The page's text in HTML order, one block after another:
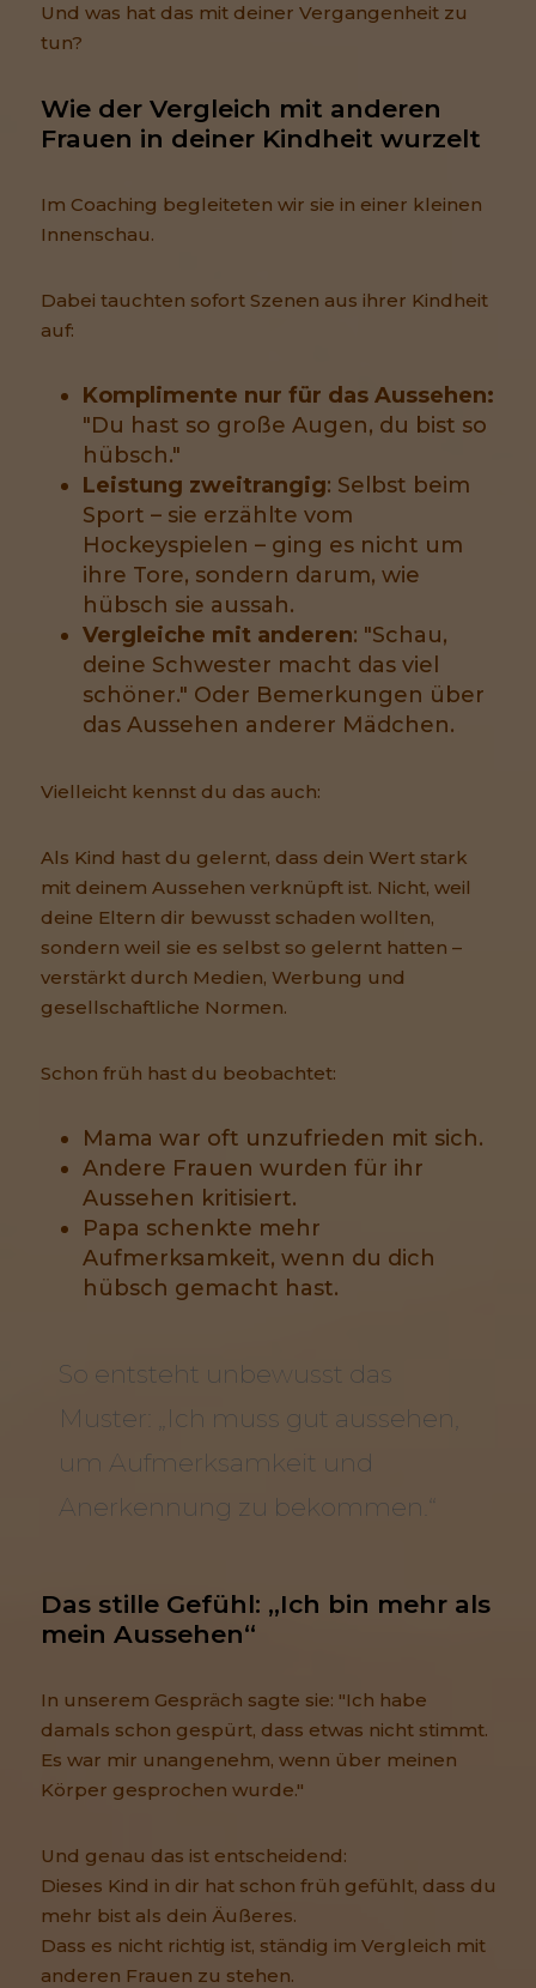
Und was hat das mit deiner Vergangenheit zu
tun?
Wie der Vergleich mit anderen
Frauen in deiner Kindheit wurzelt
Im Coaching begleiteten wir sie in einer kleinen
Innenschau.
Dabei tauchten sofort Szenen aus ihrer Kindheit
auf:
Komplimente nur für das Aussehen:
"Du hast so große Augen, du bist so
hübsch."
Leistung zweitrangig: Selbst beim
Sport – sie erzählte vom
Hockeyspielen – ging es nicht um
ihre Tore, sondern darum, wie
hübsch sie aussah.
Vergleiche mit anderen: "Schau,
deine Schwester macht das viel
schöner." Oder Bemerkungen über
das Aussehen anderer Mädchen.
Vielleicht kennst du das auch:
Als Kind hast du gelernt, dass dein Wert stark
mit deinem Aussehen verknüpft ist. Nicht, weil
deine Eltern dir bewusst schaden wollten,
sondern weil sie es selbst so gelernt hatten –
verstärkt durch Medien, Werbung und
gesellschaftliche Normen.
Schon früh hast du beobachtet:
Mama war oft unzufrieden mit sich.
Andere Frauen wurden für ihr
Aussehen kritisiert.
Papa schenkte mehr
Aufmerksamkeit, wenn du dich
hübsch gemacht hast.
So entsteht unbewusst das
Muster: „Ich muss gut aussehen,
um Aufmerksamkeit und
Anerkennung zu bekommen.“
Das stille Gefühl: „Ich bin mehr als
mein Aussehen“
In unserem Gespräch sagte sie: "Ich habe
damals schon gespürt, dass etwas nicht stimmt.
Es war mir unangenehm, wenn über meinen
Körper gesprochen wurde."
Und genau das ist entscheidend:
Dieses Kind in dir hat schon früh gefühlt, dass du
mehr bist als dein Äußeres.
Dass es nicht richtig ist, ständig im Vergleich mit
anderen Frauen zu stehen.